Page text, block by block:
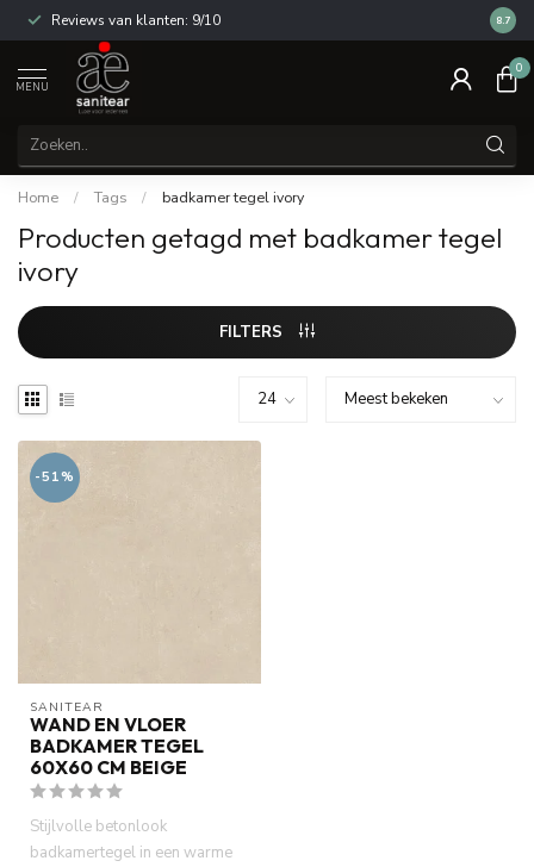
Reviews van klanten: 9/10 14
8.7
MENU
0
Home / Tags / badkamer tegel ivory
Producten getagd met badkamer tegel
ivory
FILTERS
-51%
SANITEAR
WAND EN VLOER
BADKAMER TEGEL
60X60 CM BEIGE
Stijlvolle betonlook
badkamertegel in een warme